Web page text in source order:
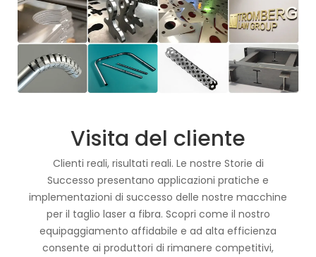
Visita del cliente
Clienti reali, risultati reali. Le nostre Storie di
Successo presentano applicazioni pratiche e
implementazioni di successo delle nostre macchine
per il taglio laser a fibra. Scopri come il nostro
equipaggiamento affidabile e ad alta efficienza
consente ai produttori di rimanere competitivi,